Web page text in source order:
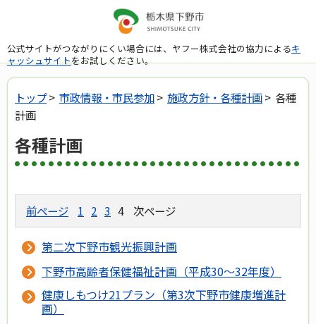
公式サイトがつながりにくい場合には、ヤフー株式会社の協力によるキ
ャッシュサイトをお試しください。
トップ> 市政情報・市民参加> 施政方針・各種計画> 各種
計画
各種計画
前ページ 1 2 3 4 次ページ
第二次下野市観光振興計画
下野市高齢者保健福祉計画（平成30～32年度）
健康しもつけ21プラン（第3次下野市健康増進計
画）